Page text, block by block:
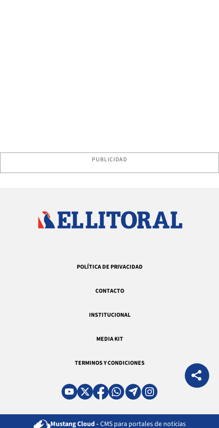
PUBLICIDAD
POLÍTICA DE PRIVACIDAD
CONTACTO
INSTITUCIONAL
MEDIA KIT
TERMINOS Y CONDICIONES
Mustang Cloud - CMS para portales de noticias